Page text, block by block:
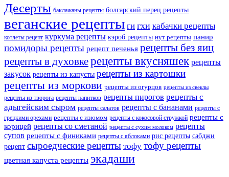
Десерты баклажаны рецепты болгарский перец рецепты
веганские рецепты ги гхи кабачки рецепты
котлеты рецепт куркума рецепты кэроб рецепты нут рецепты панир
помидоры рецепты рецепт печенья рецепты без яиц
рецепты в духовкерецепты вкусняшек рецепты
закусок рецепты из капусты рецепты из картошки
рецепты из моркови рецепты из огурцов рецепты из свеклы
рецепты из творога рецепты напитков рецепты пирогов рецепты с
адыгейским сыром рецепты салатов рецепты с бананами рецепты с
грецкими орехами рецепты с изюмом рецепты с кокосовой стружкой рецепты с
корицей рецепты со сметаной рецепты с сухим молоком рецепты
супов рецепты с финиками рецепты с яблоками рис рецепты сабджи
рецепт сыроедческие рецепты тофу тофу рецепты
цветная капуста рецепты экадаши